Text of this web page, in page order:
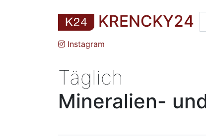
KRENCKY24
Instagram
Täglich
Mineralien-